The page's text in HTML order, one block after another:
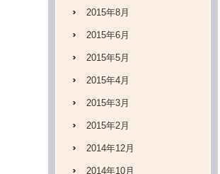
2015年8月
2015年6月
2015年5月
2015年4月
2015年3月
2015年2月
2014年12月
2014年10月